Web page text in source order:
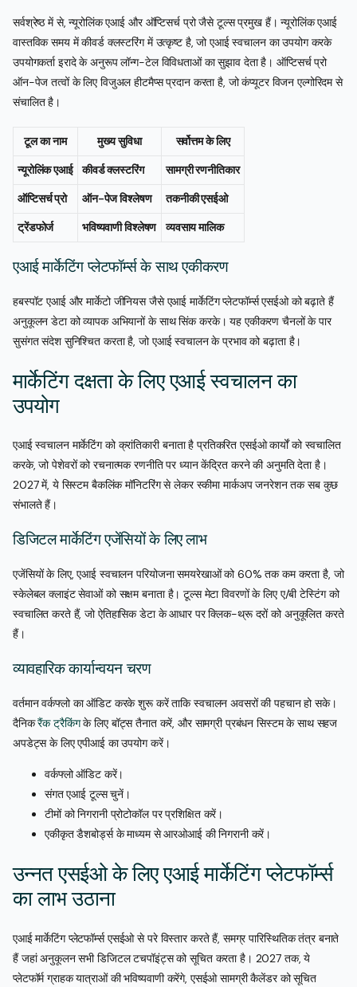
सर्वश्रेष्ठ में से, न्यूरोलिंक एआई और ऑप्टिसर्च प्रो जैसे टूल्स प्रमुख हैं। न्यूरोलिंक एआई
वास्तविक समय में कीवर्ड क्लस्टरिंग में उत्कृष्ट है, जो एआई स्वचालन का उपयोग करके
उपयोगकर्ता इरादे के अनुरूप लॉन्ग-टेल विविधताओं का सुझाव देता है। ऑप्टिसर्च प्रो
ऑन-पेज तत्वों के लिए विजुअल हीटमैप्स प्रदान करता है, जो कंप्यूटर विजन एल्गोरिदम से
संचालित है।
टूल का नाम मुख्य सुविधा
सर्वोत्तम के लिए
न्यूरोलिंक एआई
कीवर्ड क्लस्टरिंग
सामग्री रणनीतिकार
ऑप्टिसर्च प्रो
ऑन-पेज विश्लेषण
तकनीकी एसईओ
ट्रेंडफोर्ज
भविष्यवाणी विश्लेषण व्यवसाय मालिक
एआई मार्केटिंग प्लेटफॉर्म्स के साथ एकीकरण
हबस्पॉट एआई और मार्केटो जीनियस जैसे एआई मार्केटिंग प्लेटफॉर्म्स एसईओ को बढ़ाते हैं
अनुकूलन डेटा को व्यापक अभियानों के साथ सिंक करके। यह एकीकरण चैनलों के पार
सुसंगत संदेश सुनिश्चित करता है, जो एआई स्वचालन के प्रभाव को बढ़ाता है।
मार्केटिंग दक्षता के लिए एआई स्वचालन का
उपयोग
एआई स्वचालन मार्केटिंग को क्रांतिकारी बनाता है प्रतिकरित एसईओ कार्यों को स्वचालित
करके, जो पेशेवरों को रचनात्मक रणनीति पर ध्यान केंद्रित करने की अनुमति देता है।
2027 में, ये सिस्टम बैकलिंक मॉनिटरिंग से लेकर स्कीमा मार्कअप जनरेशन तक सब कुछ
संभालते हैं।
डिजिटल मार्केटिंग एजेंसियों के लिए लाभ
एजेंसियों के लिए, एआई स्वचालन परियोजना समयरेखाओं को 60% तक कम करता है, जो
स्केलेबल क्लाइंट सेवाओं को सक्षम बनाता है। टूल्स मेटा विवरणों के लिए ए/बी टेस्टिंग को
स्वचालित करते हैं, जो ऐतिहासिक डेटा के आधार पर क्लिक-थ्रू दरों को अनुकूलित करते
हैं।
व्यावहारिक कार्यान्वयन चरण
वर्तमान वर्कफ्लो का ऑडिट करके शुरू करें ताकि स्वचालन अवसरों की पहचान हो सके।
दैनिकरैंक ट्रैकिंगके लिए बॉट्स तैनात करें, और सामग्री प्रबंधन सिस्टम के साथ सहज
अपडेट्स के लिए एपीआई का उपयोग करें।
वर्कफ्लो ऑडिट करें।
संगत एआई टूल्स चुनें।
टीमों को निगरानी प्रोटोकॉल पर प्रशिक्षित करें।
एकीकृत डैशबोर्ड्स के माध्यम से आरओआई की निगरानी करें।
उन्नत एसईओ के लिए एआई मार्केटिंग प्लेटफॉर्म्स
का लाभ उठाना
एआई मार्केटिंग प्लेटफॉर्म्स एसईओ से परे विस्तार करते हैं, समग्र पारिस्थितिक तंत्र बनाते
हैं जहां अनुकूलन सभी डिजिटल टचपॉइंट्स को सूचित करता है। 2027 तक, ये
प्लेटफॉर्म ग्राहक यात्राओं की भविष्यवाणी करेंगे, एसईओ सामग्री कैलेंडर को सूचित